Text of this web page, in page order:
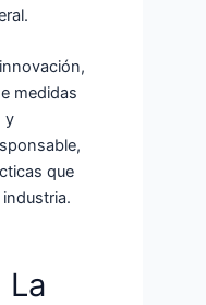
medidas
y
que
La